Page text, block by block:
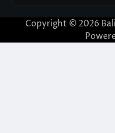
Copyright © 2026